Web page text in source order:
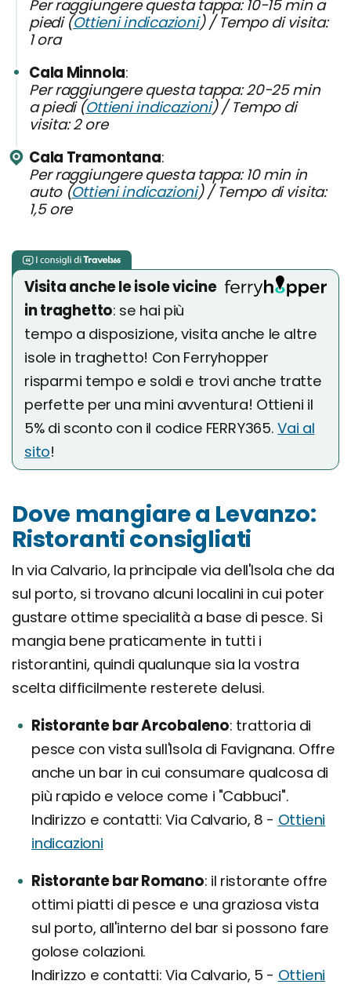
Per raggiungere questa tappa: 10-15 min a
piedi (Ottieni indicazioni) / Tempo di visita:
1 ora
Cala Minnola
Per raggiungere questa tappa: 20-25 min
a piedi (Ottieni indicazioni) / Tempo di
visita: 2 ore
Cala Tramontana
Per raggiungere questa tappa: 10 min in
auto (Ottieni indicazioni) / Tempo di visita:
1,5 ore
Visita anche le isole vicine
in traghetto: se hai più
tempo a disposizione, visita anche le altre
isole in traghetto! Con Ferryhopper
risparmi tempo e soldi e trovi anche tratte
perfette per una mini avventura! Ottieni il
5% di sconto con il codice FERRY365.Vai al
sito!
Dove mangiare a Levanzo:
Ristoranti consigliati
In via Calvario, la principale via dell'Isola che da
sul porto, si trovano alcuni localini in cui poter
gustare ottime specialità a base di pesce. Si
mangia bene praticamente in tutti i
ristorantini, quindi qualunque sia la vostra
scelta difficilmente resterete delusi.
Ristorante bar Arcobaleno trattoria di
pesce con vista sull'Isola di Favignana. Offre
anche un bar in cui consumare qualcosa di
più rapido e veloce come i "Cabbuci".
Indirizzo e contatti: Via Calvario, 8 - Ottieni
indicazioni
Ristorante bar Romano il ristorante offre
ottimi piatti di pesce e una graziosa vista
sul porto, all'interno del bar si possono fare
golose colazioni.
Indirizzo e contatti: Via Calvario, 5 - Ottieni